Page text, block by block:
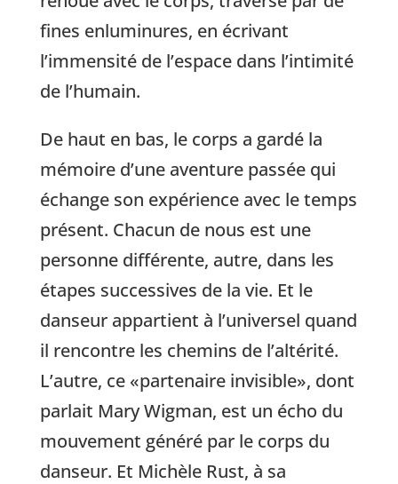
fines enluminures, en écrivant
l’immensité de l’espace dans l’intimité
de l’humain.
De haut en bas, le corps a gardé la
mémoire d’une aventure passée qui
échange son expérience avec le temps
présent. Chacun de nous est une
personne différente, autre, dans les
étapes successives de la vie. Et le
danseur appartient à l’universel quand
il rencontre les chemins de l’altérité.
L’autre, ce «partenaire invisible», dont
parlait Mary Wigman, est un écho du
mouvement généré par le corps du
danseur. Et Michèle Rust, à sa